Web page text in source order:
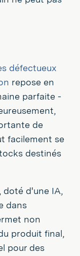
défectueux
repose en
parfaite -
de
facilement se
destinés
doté d'une IA,
dans
non
produit final,
pour des